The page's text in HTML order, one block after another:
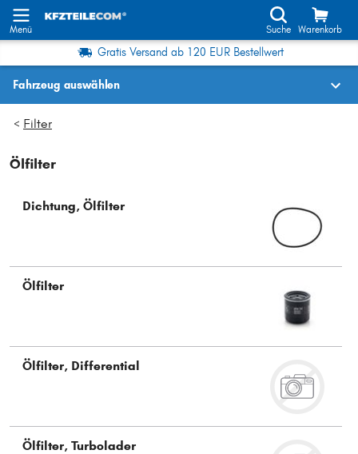
Menü Suche Warenkorb
Gratis Versand ab 120 EUR Bestellwert
Fahrzeug auswählen
Fahrzeug auswählen
Oder Fahrzeugauswahl nach Kriterien:
Hersteller wählen
Typ wählen
> Filter
Ölfilter
Dichtung, Ölfilter
Ölfilter
Ölfilter, Differential
Ölfilter, Turbolader